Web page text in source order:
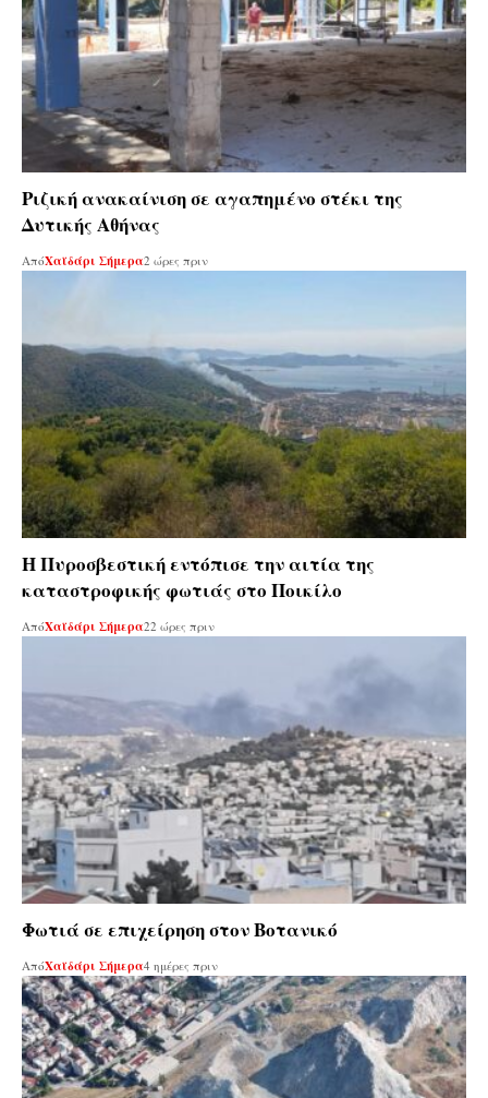
Ριζική ανακαίνιση σε αγαπημένο στέκι της
Δυτικής Αθήνας
ΑπόΧαϊδάρι Σήμερα2 ώρες πριν
Η Πυροσβεστική εντόπισε την αιτία της
καταστροφικής φωτιάς στο Ποικίλο
ΑπόΧαϊδάρι Σήμερα22 ώρες πριν
Φωτιά σε επιχείρηση στον Βοτανικό
ΑπόΧαϊδάρι Σήμερα4 ημέρες πριν